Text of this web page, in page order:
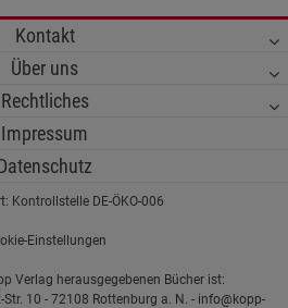
Kontakt
Über uns
Rechtliches
Impressum
Kontrollstelle DE-ÖKO-006
Einstellungen
Verlag herausgegebenen Bücher ist:
Str. 10 - 72108 Rottenburg a. N. - info@kopp-